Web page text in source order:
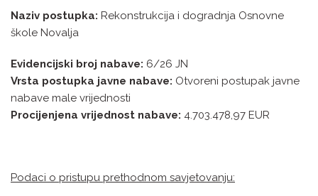
Naziv postupka: Rekonstrukcija i dogradnja Osnovne
škole Novalja
Evidencijski broj nabave: 6/26 JN
Vrsta postupka javne nabave: Otvoreni postupak javne
nabave male vrijednosti
Procijenjena vrijednost nabave: 4.703.478,97 EUR
Podaci o pristupu prethodnom savjetovanju: